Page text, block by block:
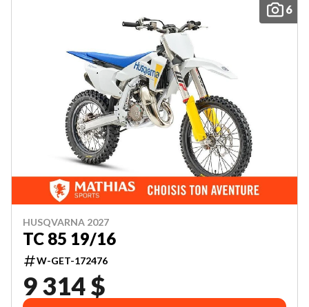
6
HUSQVARNA 2027
TC 85 19/16
W-GET-172476
9 314 $